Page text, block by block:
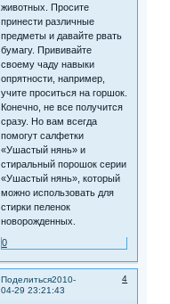
животных. Просите
принести различные
предметы и давайте рвать
бумагу. Прививайте
своему чаду навыки
опрятности, например,
учите проситься на горшок.
Конечно, не все получится
сразу. Но вам всегда
помогут салфетки
«Ушастый нянь» и
стиральный порошок серии
«Ушастый нянь», который
можно использовать для
стирки пеленок
новорожденных.
0
Поделиться 4
2010-
04-29 23:21:43